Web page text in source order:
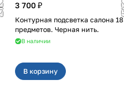
3 700 ₽
Контурная подсветка салона 18
предметов. Черная нить.
В наличии
В корзину